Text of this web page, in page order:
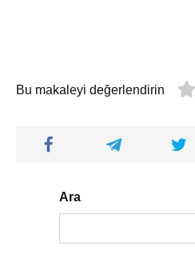
Bu makaleyi değerlendirin
Ara